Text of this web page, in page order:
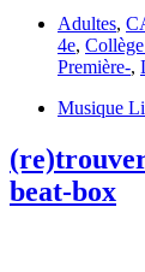
Adultes,
4e,
Première-,
Musique
beat-box